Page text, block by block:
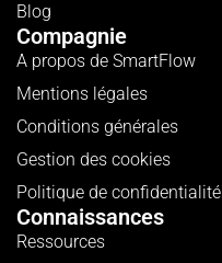
Blog
Compagnie
A propos de SmartFlow
Mentions légales
Conditions générales
Gestion des cookies
Politique de confidentialité
Connaissances
Ressources